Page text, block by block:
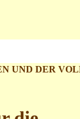
UND DER